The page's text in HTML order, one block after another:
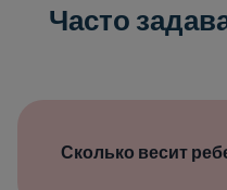
Часто
Сколько весит